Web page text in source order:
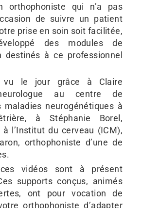
orthophoniste qui n’a pas
de suivre un patient
prise en soin soit facilitée,
des modules de
destinés à ce professionnel
le jour grâce à Claire
au centre de
maladies neurogénétiques à
à Stéphanie Borel,
l’Institut du cerveau (ICM),
orthophoniste d’une de
vidéos sont à présent
supports conçus, animés
ont pour vocation de
orthophoniste d’adapter